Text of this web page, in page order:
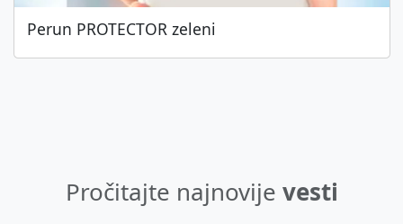
Perun PROTECTOR zeleni
Pročitajte najnovije vesti